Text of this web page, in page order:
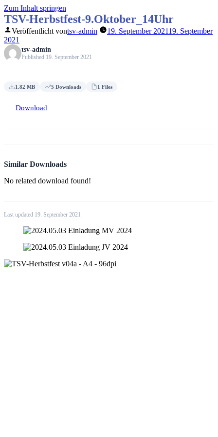
Zum Inhalt springen
TSV-Herbstfest-9.Oktober_14Uhr
Veröffentlicht vontsv-admin 19. September 202119. September
2021
tsv-admin
Published 19. September 2021
1.82 MB 5 Downloads 1 Files
Download
Similar Downloads
No related download found!
Last updated 19. September 2021